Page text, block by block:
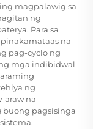
magpalawig sa
ng
Para sa
na
pag-cyclo ng
mga indibidwal
ng
araw na
buong pagsisinga